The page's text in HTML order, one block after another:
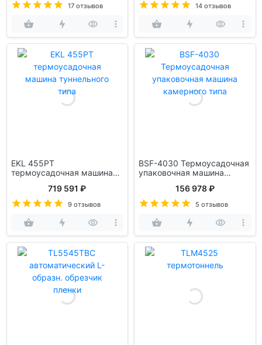
17 отзывов 14 отзывов
EKL 455PT
термоусадочная машина
719 591 ₽
9 отзывов
BSF-4030 Термоусадочная
упаковочная машина
156 978 ₽
5 отзывов